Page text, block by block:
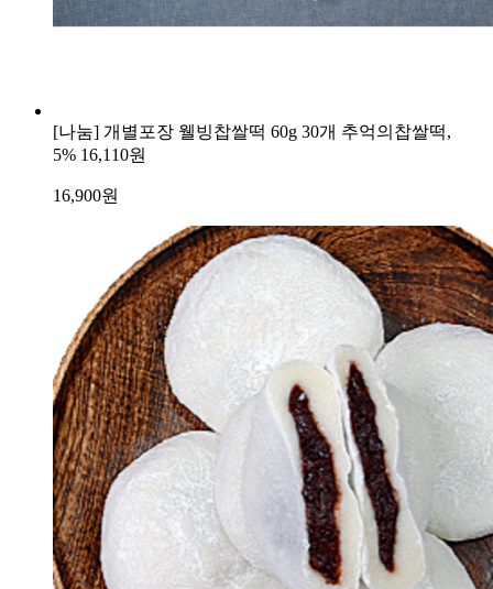
[나눔] 개별포장 웰빙찹쌀떡 60g 30개 추억의찹쌀떡,
5% 16,110원
16,900원